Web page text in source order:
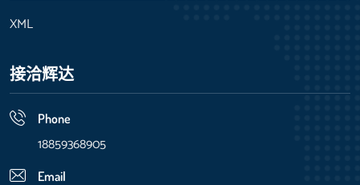
XML
接洽辉达
Phone
18859368905
Email